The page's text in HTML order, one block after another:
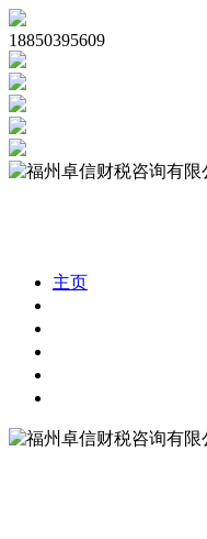
18850395609
主页